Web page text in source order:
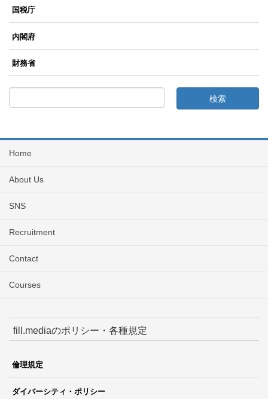
国税庁
内閣府
財務省
Home
About Us
SNS
Recruitment
Contact
Courses
fill.mediaのポリシー・各種規定
倫理規定
ダイバーシティ・ポリシー